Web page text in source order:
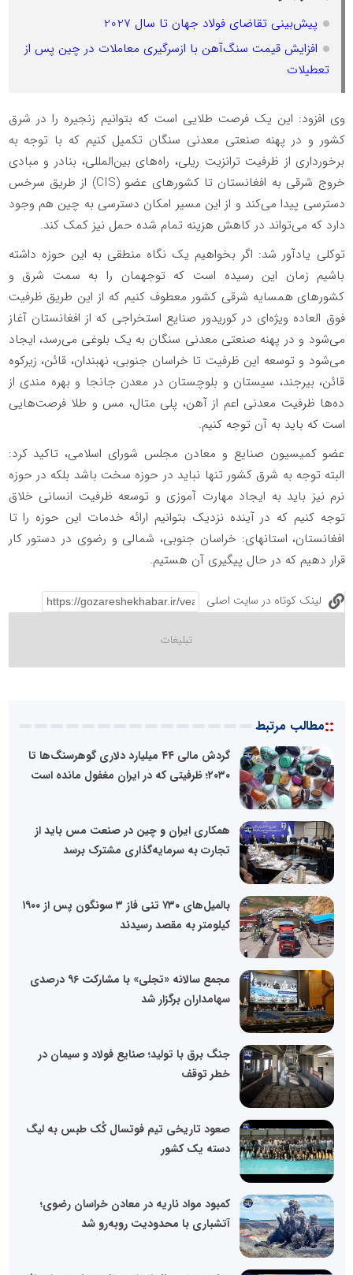
پیش‌بینی تقاضای فولاد جهان تا سال 2027
افزایش قیمت سنگ‌آهن با ازسرگیری معاملات در چین پس از
تعطیلات
وی افزود: این یک فرصت طلایی است که بتوانیم زنجیره را در شرق
کشور و در پهنه صنعتی معدنی سنگان تکمیل کنیم که با توجه به
برخورداری از ظرفیت ترانزیت ریلی، راه‌های بین‌المللی، بنادر و مبادی
خروج شرقی به افغانستان تا کشورهای عضو (CIS) از طریق سرخس
دسترسی پیدا می‌کند و از این مسیر امکان دسترسی به چین هم وجود
دارد که می‌تواند در کاهش هزینه تمام شده حمل نیز کمک کند.
توکلی یادآور شد: اگر بخواهیم یک نگاه منطقی به این حوزه داشته
باشیم زمان این رسیده است که توجهمان را به سمت شرق و
کشورهای همسایه شرقی کشور معطوف کنیم که از این طریق ظرفیت
فوق العاده ویژه‌ای در کوریدور صنایع استخراجی که از افغانستان آغاز
می‌شود و در پهنه صنعتی معدنی سنگان به یک بلوغی می‌رسد، ایجاد
می‌شود و توسعه این ظرفیت تا خراسان جنوبی، نهبندان، قائن، زیرکوه
قائن، بیرجند، سیستان و بلوچستان در معدن جانجا و بهره مندی از
ده‌ها ظرفیت معدنی اعم از آهن، پلی متال، مس و طلا فرصت‌هایی
است که باید به آن توجه کنیم.
عضو کمیسیون صنایع و معادن مجلس شورای اسلامی، تاکید کرد:
البته توجه به شرق کشور تنها نباید در حوزه سخت باشد بلکه در حوزه
نرم نیز باید به ایجاد مهارت آموزی و توسعه ظرفیت انسانی خلاق
توجه کنیم که در آینده نزدیک بتوانیم ارائه خدمات این حوزه را تا
افغانستان، استانهای: خراسان جنوبی، شمالی و رضوی در دستور کار
قرار دهیم که در حال پیگیری آن هستیم.
لینک کوتاه در سایت اصلی
::مطالب مرتبط
گردش مالی ۴۴ میلیارد دلاری گوهرسنگ‌ها تا
۲۰۳۰؛ ظرفیتی که در ایران مغفول مانده است
همکاری ایران و چین در صنعت مس باید از
تجارت به سرمایه‌گذاری مشترک برسد
بالمیل‌های ۷۳۰ تنی فاز ۳ سونگون پس از ۱۹۰۰
کیلومتر به مقصد رسیدند
مجمع سالانه «تجلی» با مشارکت ۹۶ درصدی
سهامداران برگزار شد
جنگ برق با تولید؛ صنایع فولاد و سیمان در
خطر توقف
صعود تاریخی تیم فوتسال کُک طبس به لیگ
دسته یک کشور
کمبود مواد ناریه در معادن خراسان رضوی؛
آتشباری با محدودیت روبه‌رو شد